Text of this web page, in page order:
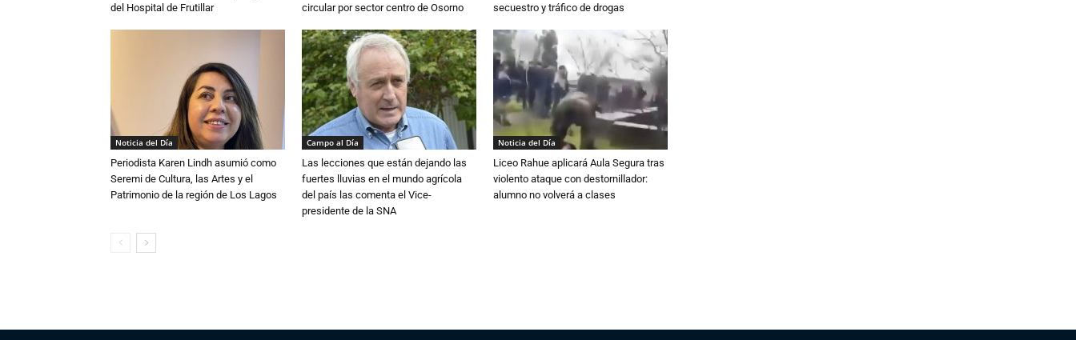
del Hospital de Frutillar
circular por sector centro de Osorno
secuestro y tráfico de drogas
Noticia del Día
Periodista Karen Lindh asumió como
Seremi de Cultura, las Artes y el
Patrimonio de la región de Los Lagos
Campo al Día
Las lecciones que están dejando las
fuertes lluvias en el mundo agrícola
del país las comenta el Vice-
presidente de la SNA
Noticia del Día
Liceo Rahue aplicará Aula Segura tras
violento ataque con destornillador:
alumno no volverá a clases